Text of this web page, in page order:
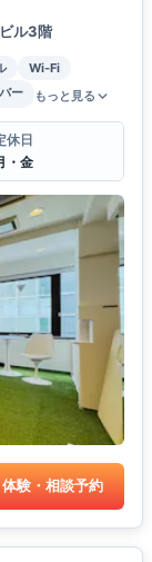
ル3階
Wi-Fi
ー もっと見る
休日
・金
体験・相談予約